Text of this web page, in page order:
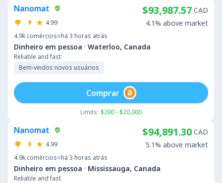
Nanomat
4.99
4.9k comércios há 3 horas atrás
Dinheiro em pessoa · Waterloo, Canada
Reliable and fast
Bem-vindos novos usuários
$93,987.57 CAD
4.1% above market
Limits: $200 - $20,000
Comprar
Nanomat
4.99
4.9k comércios há 3 horas atrás
Dinheiro em pessoa · Mississauga, Canada
Reliable and fast
$94,891.30 CAD
5.1% above market